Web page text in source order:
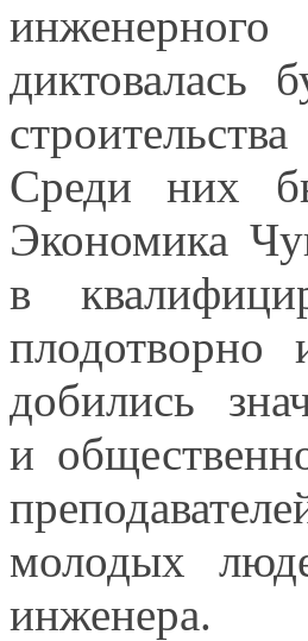
диктовалась
Среди них
Экономика
в
плодотворно
добились
и
молодых
инженера.